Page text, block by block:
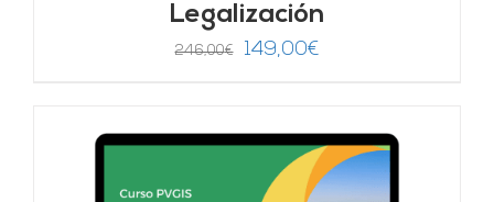
Legalización
246,00€
El
era:
246,00€.
149,00€El
es:
149,00€.